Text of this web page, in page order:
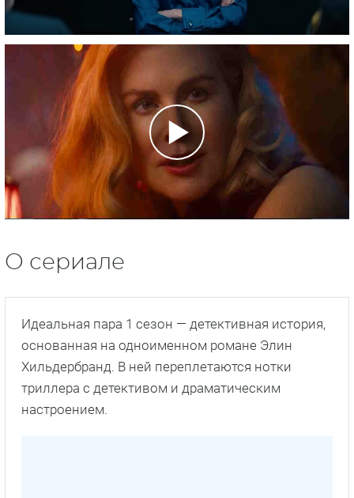
О сериале
Идеальная пара 1 сезон — детективная история,
основанная на одноименном романе Элин
Хильдербранд. В ней переплетаются нотки
триллера с детективом и драматическим
настроением.